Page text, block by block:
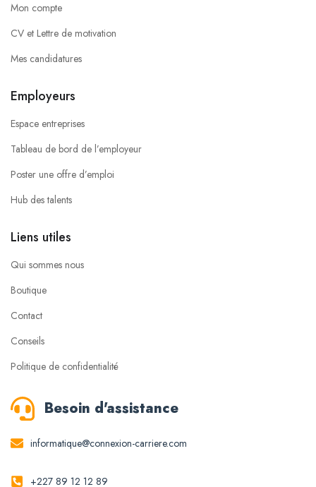
Mon compte
CV et Lettre de motivation
Mes candidatures
Employeurs
Espace entreprises
Tableau de bord de l’employeur
Poster une offre d’emploi
Hub des talents
Liens utiles
Qui sommes nous
Boutique
Contact
Conseils
Politique de confidentialité
Besoin d'assistance
informatique@connexion-carriere.com
+227 89 12 12 89